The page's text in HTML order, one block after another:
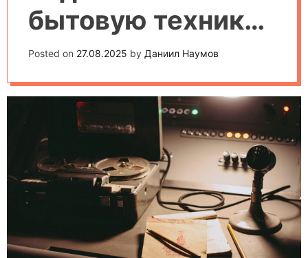
бытовую технику
к системе умного
дома
Posted on 27.08.2025 by Даниил Наумов